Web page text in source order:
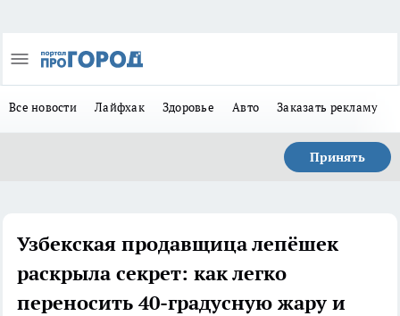
Все новости Лайфхак Здоровье Авто Заказать рекламу
Принять
Узбекская продавщица лепёшек
раскрыла секрет: как легко
переносить 40-градусную жару и